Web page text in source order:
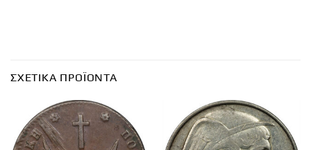
ΣΧΕΤΙΚΆ ΠΡΟΪΌΝΤΑ